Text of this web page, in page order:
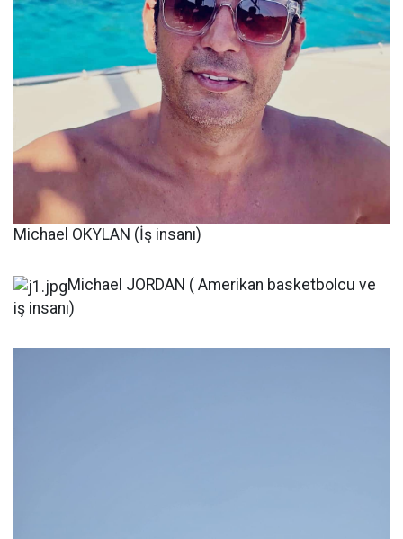
Michael OKYLAN (İş insanı)
Michael JORDAN ( Amerikan basketbolcu ve
iş insanı)